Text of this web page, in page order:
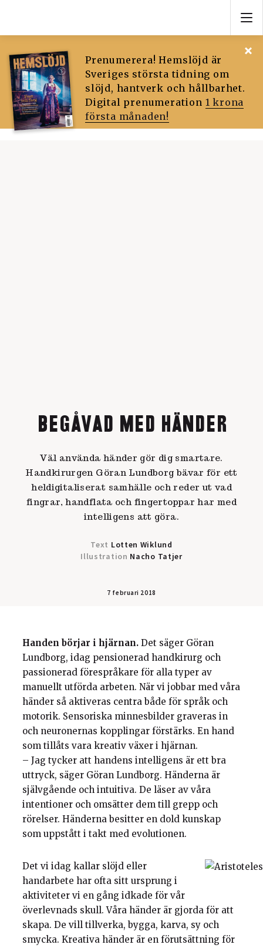
Prenumerera! Hemslöjd är
Sveriges största tidning om
slöjd, hantverk och hållbarhet.
Digital prenumeration 1 krona
första månaden!
BEGÅVAD MED HÄNDER
Väl använda händer gör dig smartare.
Handkirurgen Göran Lundborg bävar för ett
heldigitaliserat samhälle och reder ut vad
fingrar, handflata och fingertoppar har med
intelligens att göra.
Text Lotten Wiklund
Illustration Nacho Tatjer
7 februari 2018
Handen börjar i hjärnan. Det säger Göran
Lundborg, idag pensionerad handkirurg och
passionerad förespråkare för alla typer av
manuellt utförda arbeten. När vi jobbar med våra
händer så aktiveras centra både för språk och
motorik. Sensoriska minnesbilder graveras in
och neuronernas kopplingar förstärks. En hand
som tillåts vara kreativ växer i hjärnan.
– Jag tycker att handens intelligens är ett bra
uttryck, säger Göran Lundborg. Händerna är
självgående och intuitiva. De läser av våra
intentioner och omsätter dem till grepp och
rörelser. Händerna besitter en dold kunskap
som uppstått i takt med evolutionen.
Det vi idag kallar slöjd eller
handarbete har ofta sitt ursprung i
aktiviteter vi en gång idkade för vår
överlevnads skull. Våra händer är gjorda för att
skapa. De vill tillverka, bygga, karva, sy och
smycka. Kreativa händer är en förutsättning för